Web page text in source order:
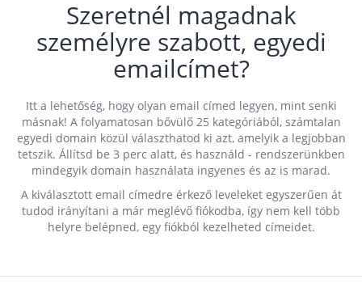
Szeretnél magadnak
személyre szabott, egyedi
emailcímet?
Itt a lehetőség, hogy olyan email címed legyen, mint senki
másnak! A folyamatosan bővülő 25 kategóriából, számtalan
egyedi domain közül választhatod ki azt, amelyik a legjobban
tetszik. Állítsd be 3 perc alatt, és használd - rendszerünkben
mindegyik domain használata ingyenes és az is marad.
A kiválasztott email címedre érkező leveleket egyszerűen át
tudod irányítani a már meglévő fiókodba, így nem kell több
helyre belépned, egy fiókból kezelheted címeidet.